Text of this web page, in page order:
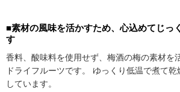
■素材の風味を活かすため、心込めてじっ
す
香料、酸味料を使用せず、梅酒の梅の素材を
ドライフルーツです。 ゆっくり低温で煮て
しています。